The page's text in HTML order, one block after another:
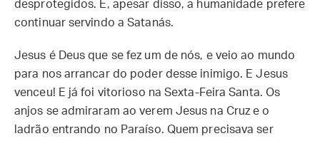
desprotegidos. E, apesar disso, a humanidade prefere
continuar servindo a Satanás.
Jesus é Deus que se fez um de nós, e veio ao mundo
para nos arrancar do poder desse inimigo. E Jesus
venceu! E já foi vitorioso na Sexta-Feira Santa. Os
anjos se admiraram ao verem Jesus na Cruz e o
ladrão entrando no Paraíso. Quem precisava ser